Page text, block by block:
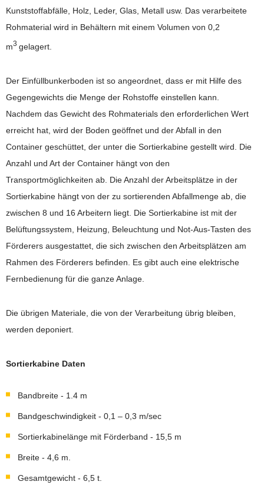
Kunststoffabfälle, Holz, Leder, Glas, Metall usw. Das verarbeitete
Rohmaterial wird in Behältern mit einem Volumen von 0,2
m3 gelagert.
Der Einfüllbunkerboden ist so angeordnet, dass er mit Hilfe des
Gegengewichts die Menge der Rohstoffe einstellen kann.
Nachdem das Gewicht des Rohmaterials den erforderlichen Wert
erreicht hat, wird der Boden geöffnet und der Abfall in den
Container geschüttet, der unter die Sortierkabine gestellt wird. Die
Anzahl und Art der Container hängt von den
Transportmöglichkeiten ab. Die Anzahl der Arbeitsplätze in der
Sortierkabine hängt von der zu sortierenden Abfallmenge ab, die
zwischen 8 und 16 Arbeitern liegt. Die Sortierkabine ist mit der
Belüftungssystem, Heizung, Beleuchtung und Not-Aus-Tasten des
Förderers ausgestattet, die sich zwischen den Arbeitsplätzen am
Rahmen des Förderers befinden. Es gibt auch eine elektrische
Fernbedienung für die ganze Anlage.
Die übrigen Materiale, die von der Verarbeitung übrig bleiben,
werden deponiert.
Sortierkabine Daten
Bandbreite - 1.4 m
Bandgeschwindigkeit - 0,1 – 0,3 m/sec
Sortierkabinelänge mit Förderband - 15,5 m
Breite - 4,6 m.
Gesamtgewicht - 6,5 t.